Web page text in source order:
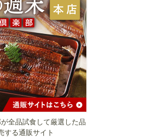
全品試食して厳選した品
する通販サイト